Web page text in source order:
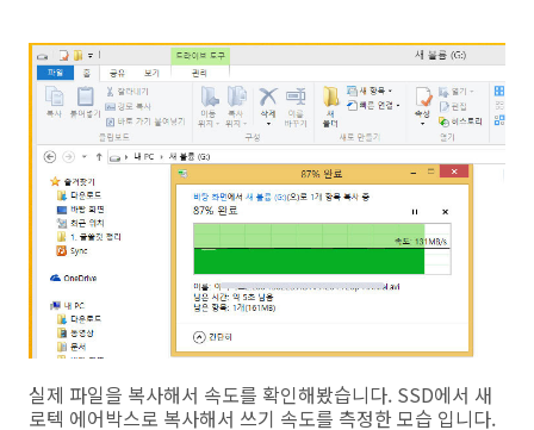
실제 파일을 복사해서 속도를 확인해봤습니다. SSD에서 새
로텍 에어박스로 복사해서 쓰기 속도를 측정한 모습 입니다.